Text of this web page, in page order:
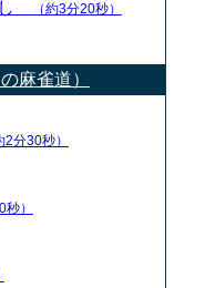
し （約3分20秒）
麻雀道）
2分30秒）
秒）